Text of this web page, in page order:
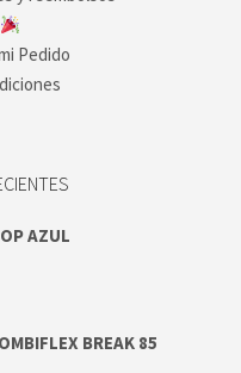
Pedido
AZUL
BREAK 85